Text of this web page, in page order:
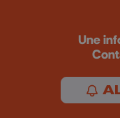
Une